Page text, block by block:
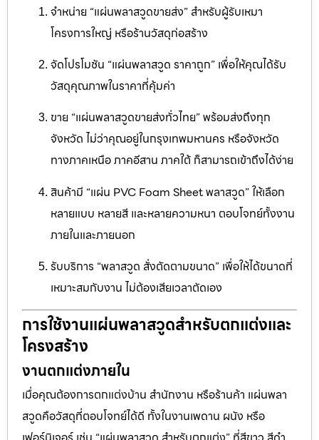
จำหน่าย “แผ่นพลาสวูดขายส่ง” สำหรับผู้รับเหมา
โครงการใหญ่ หรือร้านวัสดุก่อสร้าง
จัดโปรโมชัน “แผ่นพลาสวูด ราคาถูก” เพื่อให้คุณได้รับ
วัสดุคุณภาพในราคาที่คุ้มค่า
ขาย “แผ่นพลาสวูดขายส่งทั่วไทย” พร้อมส่งถึงทุก
จังหวัด ไม่ว่าคุณอยู่ในกรุงเทพมหานคร หรือจังหวัด
ทางภาคเหนือ ภาคอีสาน ภาคใต้ ก็สามารถเข้าถึงได้ง่าย
สินค้ามี “แผ่น PVC Foam Sheet พลาสวูด” ให้เลือก
หลายแบบ หลายสี และหลายความหนา ตอบโจทย์ทั้งงาน
ภายในและภายนอก
รับบริการ “พลาสวูด สั่งตัดตามขนาด” เพื่อให้ได้ขนาดที่
เหมาะสมกับงาน ไม่ต้องเสียเวลาตัดเอง
การใช้งานแผ่นพลาสวูดสำหรับตกแต่งและ
โครงสร้าง
งานตกแต่งภายใน
เมื่อคุณต้องการตกแต่งบ้าน สำนักงาน หรือร้านค้า แผ่นพลา
สวูดคือวัสดุที่ตอบโจทย์ได้ดี ทั้งในงานเพดาน ผนัง หรือ